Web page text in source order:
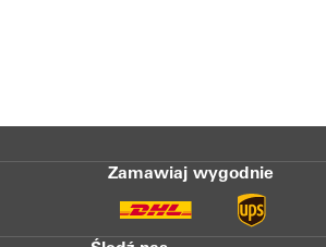
Zamawiaj wygodnie